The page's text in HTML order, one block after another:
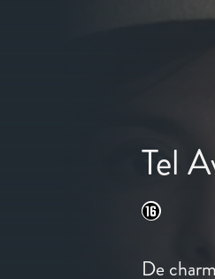
Tel
De